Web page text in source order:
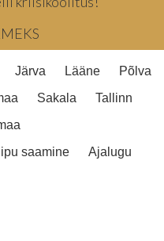
Järva Lääne
Põlva
Sakala
Tallinn
saamine
Ajalugu